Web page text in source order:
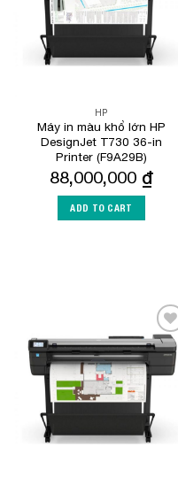
HP
Máy in màu khổ lớn HP
DesignJet T730 36-in
Printer (F9A29B)
88,000,000 ₫
ADD TO CART
Add to
Wishlist